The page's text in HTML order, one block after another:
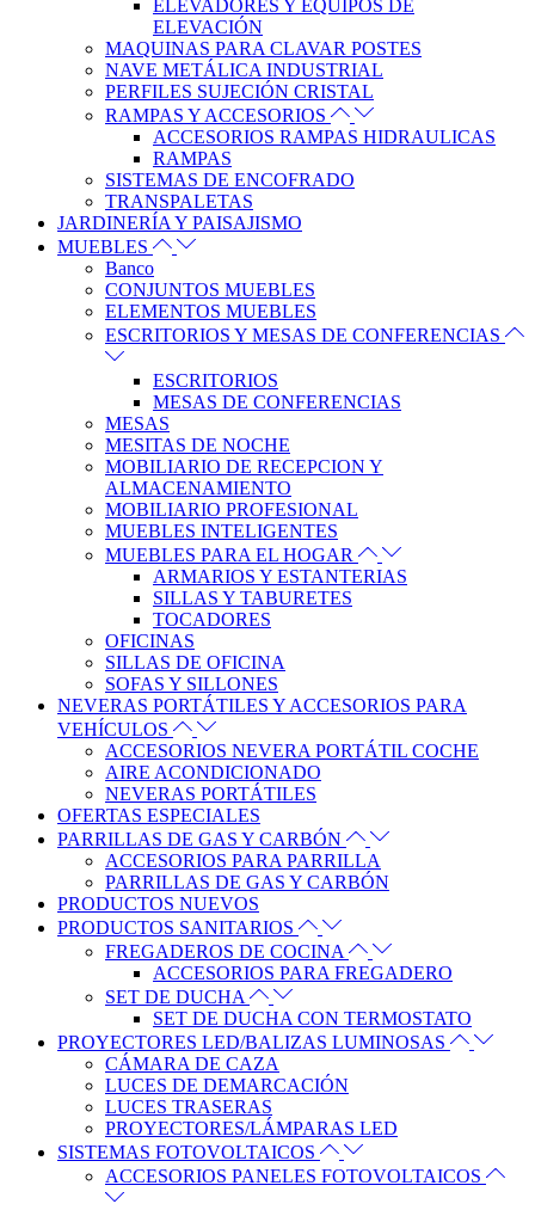
ELEVADORES Y EQUIPOS DE
ELEVACIÓN
MAQUINAS PARA CLAVAR POSTES
NAVE METÁLICA INDUSTRIAL
PERFILES SUJECIÓN CRISTAL
RAMPAS Y ACCESORIOS
ACCESORIOS RAMPAS HIDRAULICAS
RAMPAS
SISTEMAS DE ENCOFRADO
TRANSPALETAS
JARDINERÍA Y PAISAJISMO
MUEBLES
Banco
CONJUNTOS MUEBLES
ELEMENTOS MUEBLES
ESCRITORIOS Y MESAS DE CONFERENCIAS
ESCRITORIOS
MESAS DE CONFERENCIAS
MESAS
MESITAS DE NOCHE
MOBILIARIO DE RECEPCION Y
ALMACENAMIENTO
MOBILIARIO PROFESIONAL
MUEBLES INTELIGENTES
MUEBLES PARA EL HOGAR
ARMARIOS Y ESTANTERIAS
SILLAS Y TABURETES
TOCADORES
OFICINAS
SILLAS DE OFICINA
SOFAS Y SILLONES
NEVERAS PORTÁTILES Y ACCESORIOS PARA
VEHÍCULOS
ACCESORIOS NEVERA PORTÁTIL COCHE
AIRE ACONDICIONADO
NEVERAS PORTÁTILES
OFERTAS ESPECIALES
PARRILLAS DE GAS Y CARBÓN
ACCESORIOS PARA PARRILLA
PARRILLAS DE GAS Y CARBÓN
PRODUCTOS NUEVOS
PRODUCTOS SANITARIOS
FREGADEROS DE COCINA
ACCESORIOS PARA FREGADERO
SET DE DUCHA
SET DE DUCHA CON TERMOSTATO
PROYECTORES LED/BALIZAS LUMINOSAS
CÁMARA DE CAZA
LUCES DE DEMARCACIÓN
LUCES TRASERAS
PROYECTORES/LÁMPARAS LED
SISTEMAS FOTOVOLTAICOS
ACCESORIOS PANELES FOTOVOLTAICOS